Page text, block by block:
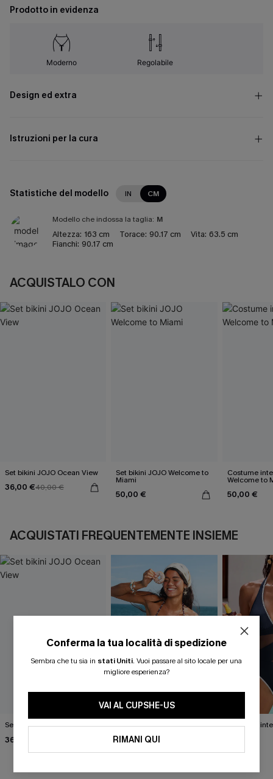
Prodotto in evidenza
Moderno Regolabile
Design ed extra
Istruzioni per la cura
Statistiche del modello IN CM
Modello che indossa la taglia: M
Altezza: 163 cm Torace: 90.17 cm Vita: 63.5 cm
Fianchi: 90.17 cm
ACQUISTALO CON
Set bikini JOJO Ocean View
36,00 €40,00 €
Set bikini JOJO Welcome to
Miami
50,00 €
Costume
Welcome to
50,00 €
ACQUISTATI FREQUENTEMENTE INSIEME
Set bikini JOJO Ocean View
36,00 €
Completo bikini con stampa
accattivante
Costume
Conferma la tua località di spedizione
Sembra che tu sia in stati Uniti. Vuoi passare al sito locale per una
migliore esperienza?
VAI AL CUPSHE-US
RIMANI QUI